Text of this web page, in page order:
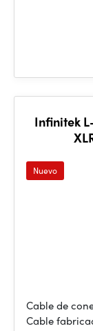
Infinitek
Nuevo
Cable de
Cable